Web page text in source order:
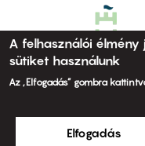
A felhasználói
sütiket használunk
Az „Elfogadás” gombra
Elfogadás